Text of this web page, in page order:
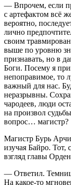
— Впрочем, если
с артефактом всё
вероятно,
лично
своим
выше по уровню
признавать, но в
Боги. Посему я
непоправимое, то
важный для нас.
неразрывны.
чародеев, люди
на произвол
вопрос… магистр?
Магистр Бурь
изучая Байро. Тот,
взгляд главы
— Ответил.
На какое-то